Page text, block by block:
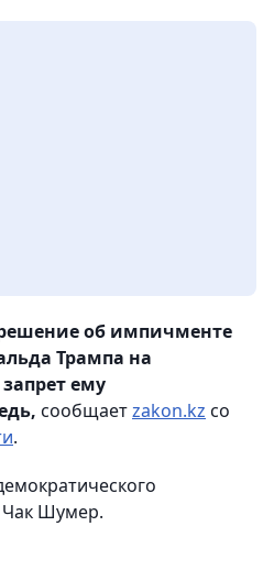
об импичменте
Трампа на
ему
сообщаетzakon.kz со
.
Чак Шумер.